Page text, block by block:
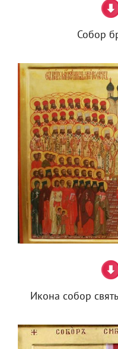
Собор
Икона собор